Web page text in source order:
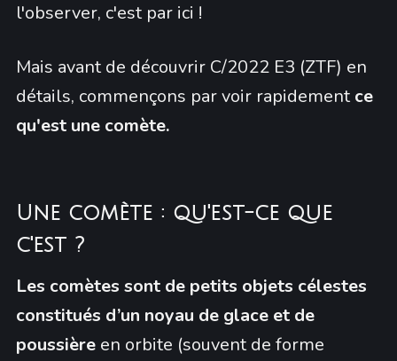
l'observer, c'est par ici !
Mais avant de découvrir C/2022 E3 (ZTF) en
détails, commençons par voir rapidement ce
qu'est une comète.
Une comète : qu'est-ce que
c'est ?
Les comètes sont de petits objets célestes
constitués d’un noyau de glace et de
poussièreen orbite (souvent de forme